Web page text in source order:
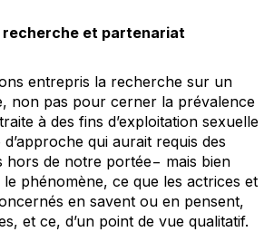
recherche et partenariat
entrepris la recherche sur un
non pas pour cerner la prévalence
à des fins d’exploitation sexuelle
qui aurait requis des
hors de notre portée− mais bien
phénomène, ce que les actrices et
en savent ou en pensent,
et ce, d’un point de vue qualitatif.